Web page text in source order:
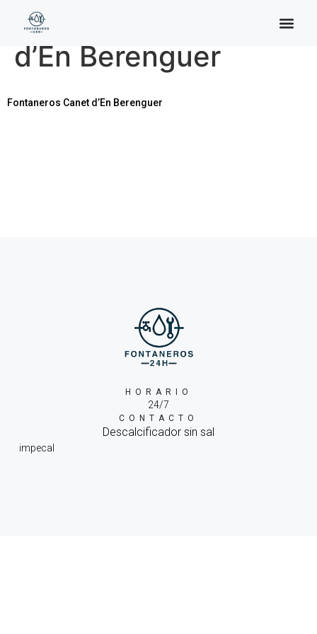
Categoría:
d’En Berenguer
Fontaneros Canet d’En Berenguer
HORARIO
24/7
CONTACTO
Descalcificador sin sal
impecal